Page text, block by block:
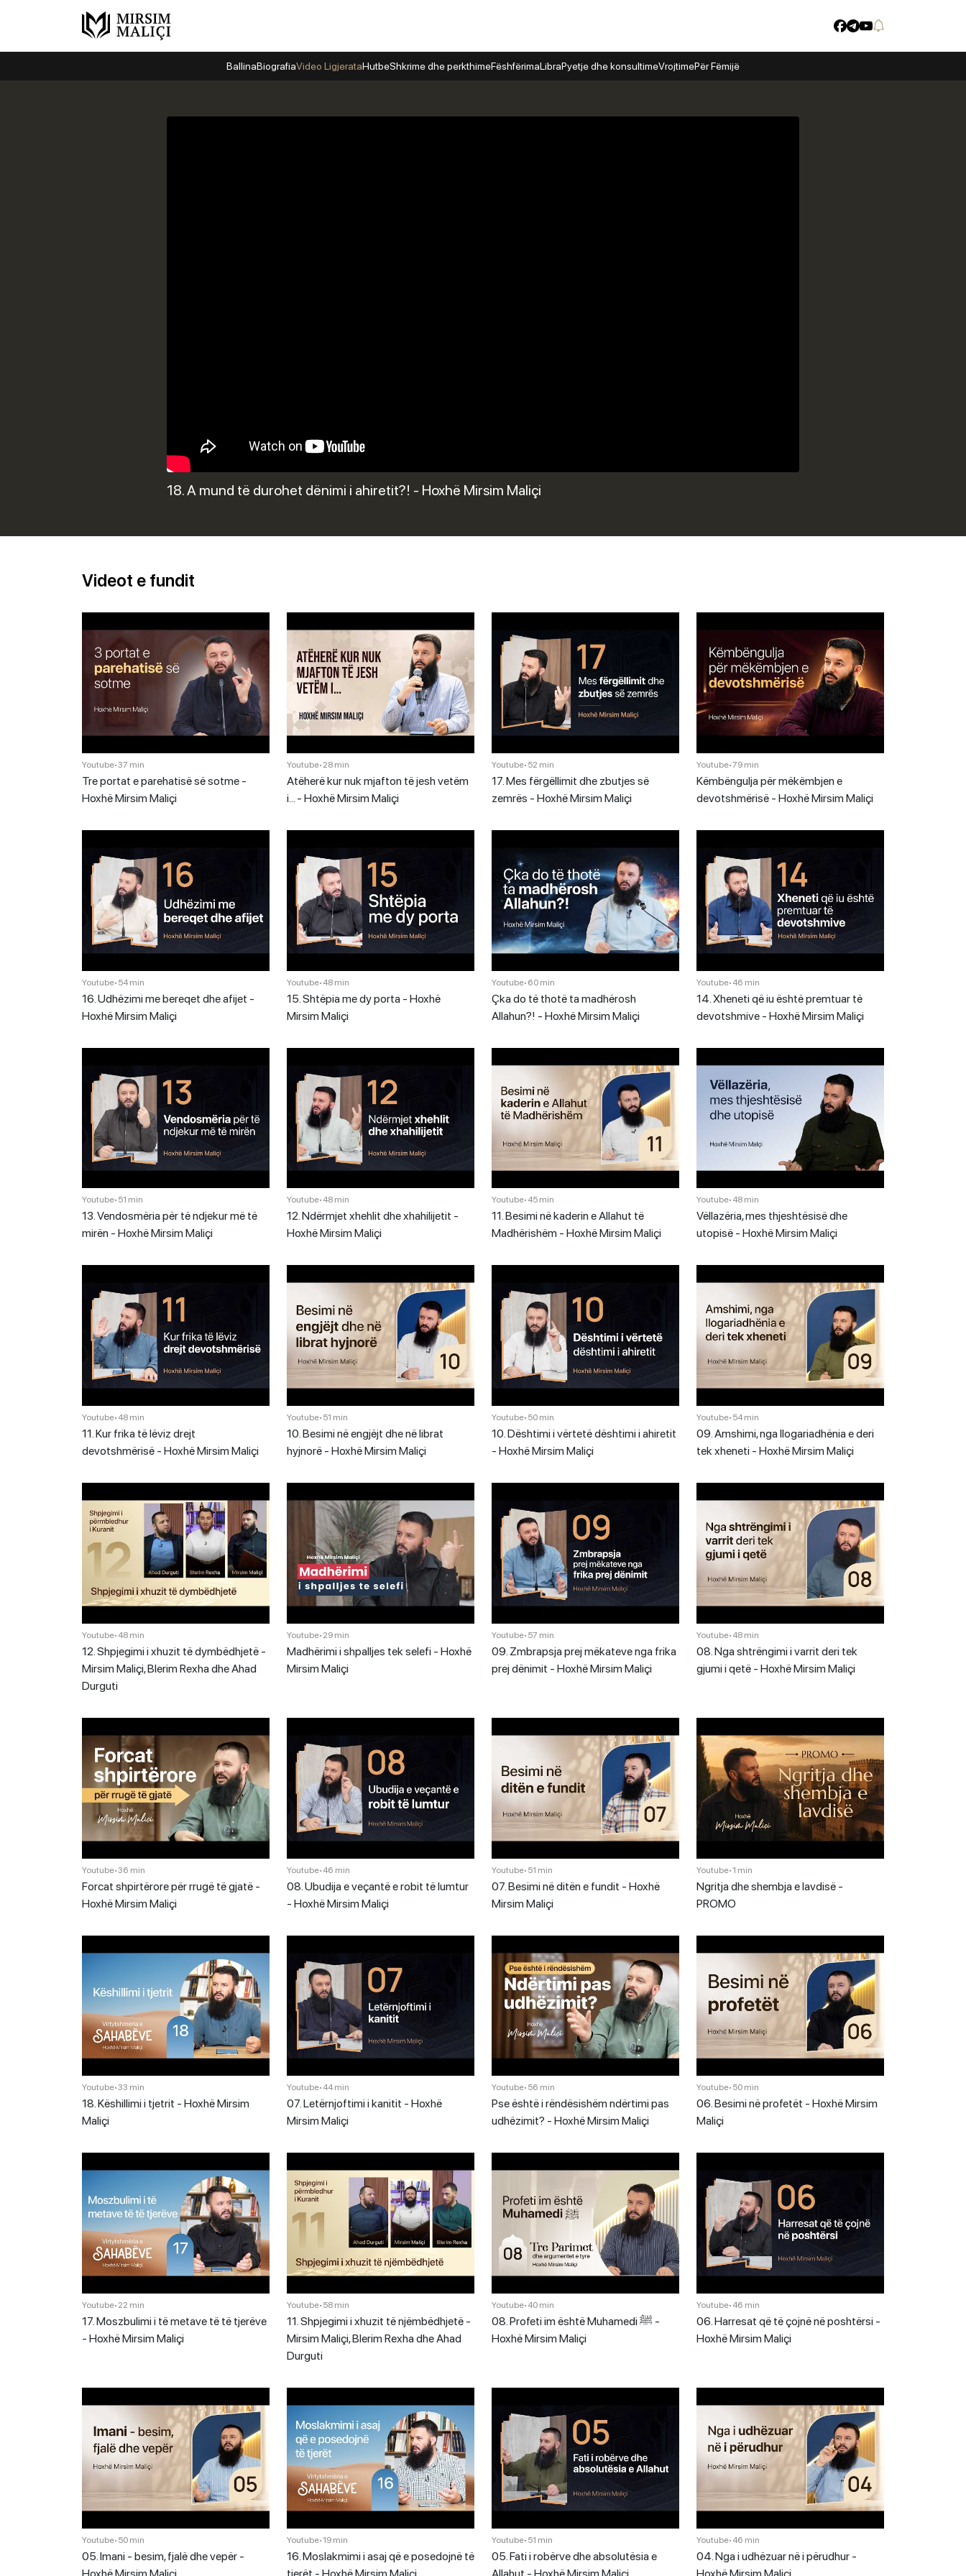
BallinaBiografiaVideo LigjerataHutbeShkrime dhe perkthimeFëshfërimaLibraPyetje dhe konsultimeVrojtimePër Fëmijë
18. A mund të durohet dënimi i ahiretit?! - Hoxhë Mirsim Maliçi
Videot e fundit
Youtube•37 min
Tre portat e parehatisë së sotme -
Hoxhë Mirsim Maliçi
Youtube• 28 min
Atëherë kur nuk mjafton të jesh vetëm
i… - Hoxhë Mirsim Maliçi
Youtube• 52 min
17. Mes fërgëllimit dhe zbutjes së
zemrës - Hoxhë Mirsim Maliçi
Youtube•79 min
Këmbëngulja për mëkëmbjen e
devotshmërisë - Hoxhë Mirsim Maliçi
Youtube• 54 min
16. Udhëzimi me bereqet dhe afijet -
Hoxhë Mirsim Maliçi
Youtube• 48 min
15. Shtëpia me dy porta - Hoxhë
Mirsim Maliçi
Youtube• 60 min
Çka do të thotë ta madhërosh
Allahun?! - Hoxhë Mirsim Maliçi
Youtube• 46 min
14. Xheneti që iu është premtuar të
devotshmive - Hoxhë Mirsim Maliçi
Youtube• 51 min
13. Vendosmëria për të ndjekur më të
mirën - Hoxhë Mirsim Maliçi
Youtube• 48 min
12. Ndërmjet xhehlit dhe xhahilijetit -
Hoxhë Mirsim Maliçi
Youtube• 45 min
11. Besimi në kaderin e Allahut të
Madhërishëm - Hoxhë Mirsim Maliçi
Youtube• 48 min
Vëllazëria, mes thjeshtësisë dhe
utopisë - Hoxhë Mirsim Maliçi
Youtube• 48 min
11. Kur frika të lëviz drejt
devotshmërisë - Hoxhë Mirsim Maliçi
Youtube• 51 min
10. Besimi në engjëjt dhe në librat
hyjnorë - Hoxhë Mirsim Maliçi
Youtube• 50 min
10. Dështimi i vërtetë dështimi i ahiretit
- Hoxhë Mirsim Maliçi
Youtube• 54 min
09. Amshimi, nga llogariadhënia e deri
tek xheneti - Hoxhë Mirsim Maliçi
Youtube• 48 min
12. Shpjegimi i xhuzit të dymbëdhjetë -
Mirsim Maliçi, Blerim Rexha dhe Ahad
Durguti
Youtube• 29 min
Madhërimi i shpalljes tek selefi - Hoxhë
Mirsim Maliçi
Youtube• 57 min
09. Zmbrapsja prej mëkateve nga frika
prej dënimit - Hoxhë Mirsim Maliçi
Youtube• 48 min
08. Nga shtrëngimi i varrit deri tek
gjumi i qetë - Hoxhë Mirsim Maliçi
Youtube•36 min
Forcat shpirtërore për rrugë të gjatë -
Hoxhë Mirsim Maliçi
Youtube• 46 min
08. Ubudija e veçantë e robit të lumtur
- Hoxhë Mirsim Maliçi
Youtube• 51 min
07. Besimi në ditën e fundit - Hoxhë
Mirsim Maliçi
Youtube•1 min
Ngritja dhe shembja e lavdisë -
PROMO
Youtube•33 min
18. Këshillimi i tjetrit - Hoxhë Mirsim
Maliçi
Youtube• 44 min
07. Letërnjoftimi i kanitit - Hoxhë
Mirsim Maliçi
Youtube• 56 min
Pse është i rëndësishëm ndërtimi pas
udhëzimit? - Hoxhë Mirsim Maliçi
Youtube• 50 min
06. Besimi në profetët - Hoxhë Mirsim
Maliçi
Youtube• 22 min
17. Moszbulimi i të metave të të tjerëve
- Hoxhë Mirsim Maliçi
Youtube• 58 min
11. Shpjegimi i xhuzit të njëmbëdhjetë -
Mirsim Maliçi, Blerim Rexha dhe Ahad
Durguti
Youtube• 40 min
08. Profeti im është Muhamedi ﷺ -
Hoxhë Mirsim Maliçi
Youtube• 46 min
06. Harresat që të çojnë në poshtërsi -
Hoxhë Mirsim Maliçi
Youtube• 50 min
05. Imani - besim, fjalë dhe vepër -
Youtube•19 min
16. Moslakmimi i asaj që e posedojnë të
Youtube• 51 min
05. Fati i robërve dhe absolutësia e
Youtube• 46 min
04. Nga i udhëzuar në i përudhur -